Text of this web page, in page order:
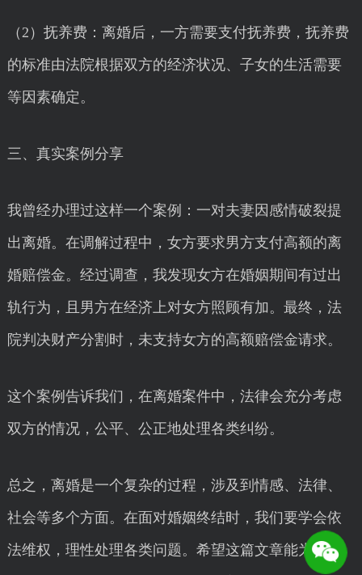
（2）抚养费：离婚后，一方需要支付抚养费，抚养费
的标准由法院根据双方的经济状况、子女的生活需要
等因素确定。
三、真实案例分享
我曾经办理过这样一个案例：一对夫妻因感情破裂提
出离婚。在调解过程中，女方要求男方支付高额的离
婚赔偿金。经过调查，我发现女方在婚姻期间有过出
轨行为，且男方在经济上对女方照顾有加。最终，法
院判决财产分割时，未支持女方的高额赔偿金请求。
这个案例告诉我们，在离婚案件中，法律会充分考虑
双方的情况，公平、公正地处理各类纠纷。
总之，离婚是一个复杂的过程，涉及到情感、法律、
社会等多个方面。在面对婚姻终结时，我们要学会依
法维权，理性处理各类问题。希望这篇文章能为大家